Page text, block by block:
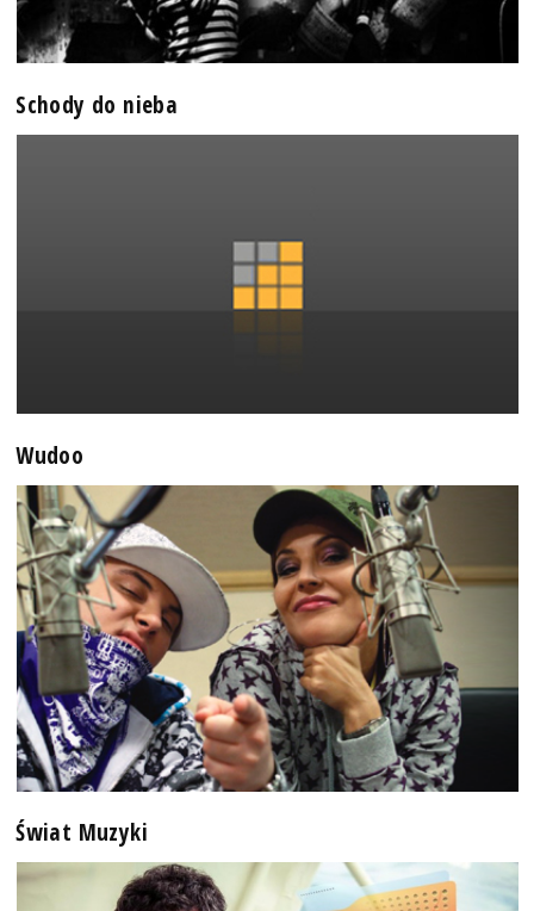
Schody do nieba
Wudoo
Świat Muzyki